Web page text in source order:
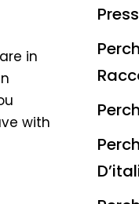
in
with